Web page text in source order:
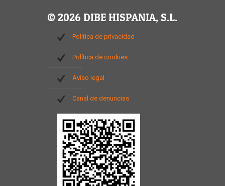
© 2026 DIBE HISPANIA, S.L.
Política de privacidad
Política de cookies
Aviso legal
Canal de denuncias